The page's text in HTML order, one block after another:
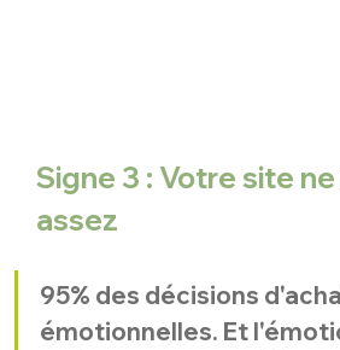
Signe 3 : Votre site
assez
95% des décisions
émotionnelles. Et